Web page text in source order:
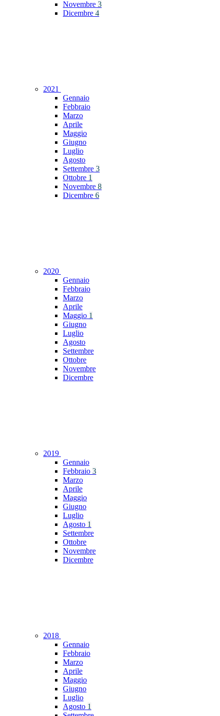
Novembre 3
Dicembre 4
2021
Gennaio
Febbraio
Marzo
Aprile
Maggio
Giugno
Luglio
Agosto
Settembre 3
Ottobre 1
Novembre 8
Dicembre 6
2020
Gennaio
Febbraio
Marzo
Aprile
Maggio 1
Giugno
Luglio
Agosto
Settembre
Ottobre
Novembre
Dicembre
2019
Gennaio
Febbraio 3
Marzo
Aprile
Maggio
Giugno
Luglio
Agosto 1
Settembre
Ottobre
Novembre
Dicembre
2018
Gennaio
Febbraio
Marzo
Aprile
Maggio
Giugno
Luglio
Agosto 1